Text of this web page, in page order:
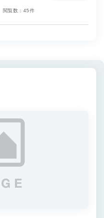
閲覧数 : 45件